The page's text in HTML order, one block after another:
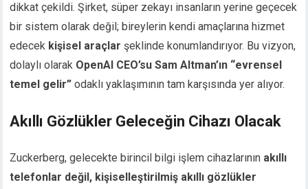
dikkat çekildi. Şirket, süper zekayı insanların yerine geçecek
bir sistem olarak değil; bireylerin kendi amaçlarına hizmet
edecek kişisel araçlar şeklinde konumlandırıyor. Bu vizyon,
dolaylı olarak OpenAI CEO’su Sam Altman’ın “evrensel
temel gelir” odaklı yaklaşımının tam karşısında yer alıyor.
Akıllı Gözlükler Geleceğin Cihazı Olacak
Zuckerberg, gelecekte birincil bilgi işlem cihazlarının akıllı
telefonlar değil, kişiselleştirilmiş akıllı gözlükler